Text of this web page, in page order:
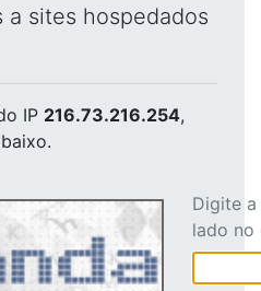
a sites hospedados
IP 216.73.216.254,
Digite
lado no